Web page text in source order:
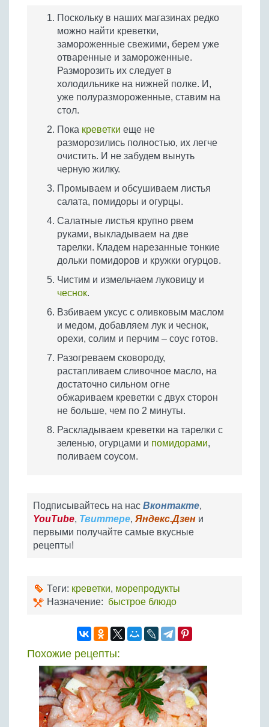
Поскольку в наших магазинах редко
можно найти креветки,
замороженные свежими, берем уже
отваренные и замороженные.
Разморозить их следует в
холодильнике на нижней полке. И,
уже полуразмороженные, ставим на
стол.
Пока креветки еще не
разморозились полностью, их легче
очистить. И не забудем вынуть
черную жилку.
Промываем и обсушиваем листья
салата, помидоры и огурцы.
Салатные листья крупно рвем
руками, выкладываем на две
тарелки. Кладем нарезанные тонкие
дольки помидоров и кружки огурцов.
Чистим и измельчаем луковицу и
чеснок.
Взбиваем уксус с оливковым маслом
и медом, добавляем лук и чеснок,
орехи, солим и перчим – соус готов.
Разогреваем сковороду,
растапливаем сливочное масло, на
достаточно сильном огне
обжариваем креветки с двух сторон
не больше, чем по 2 минуты.
Раскладываем креветки на тарелки с
зеленью, огурцами и помидорами,
поливаем соусом.
Подписывайтесь на нас Вконтакте,
YouTube, Твиттере, Яндекс.Дзен и
первыми получайте самые вкусные
рецепты!
Теги: креветки, морепродукты
Назначение: быстрое блюдо
Похожие рецепты: